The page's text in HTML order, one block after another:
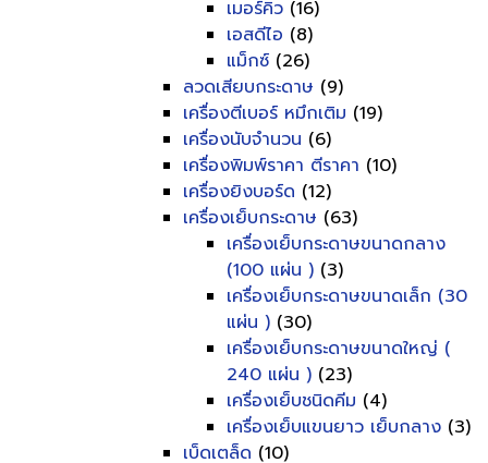
เมอร์คิว (16)
เอสดีไอ (8)
แม็กซ์ (26)
ลวดเสียบกระดาษ (9)
เครื่องตีเบอร์ หมึกเติม (19)
เครื่องนับจำนวน (6)
เครื่องพิมพ์ราคา ตีราคา (10)
เครื่องยิงบอร์ด (12)
เครื่องเย็บกระดาษ (63)
เครื่องเย็บกระดาษขนาดกลาง
(100 แผ่น ) (3)
เครื่องเย็บกระดาษขนาดเล็ก (30
แผ่น ) (30)
เครื่องเย็บกระดาษขนาดใหญ่ (
240 แผ่น ) (23)
เครื่องเย็บชนิดคีม (4)
เครื่องเย็บแขนยาว เย็บกลาง (3)
เบ็ดเตล็ด (10)